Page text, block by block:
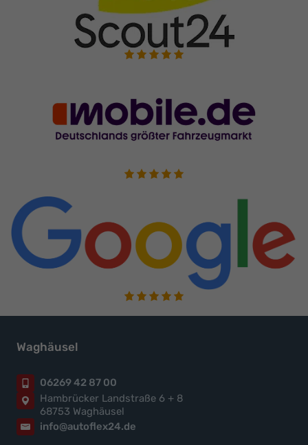
Waghäusel
06269 42 87 00
Hambrücker Landstraße 6 + 8
68753 Waghäusel
info@autoflex24.de